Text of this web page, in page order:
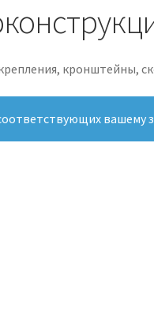
кронштейны,
вашему